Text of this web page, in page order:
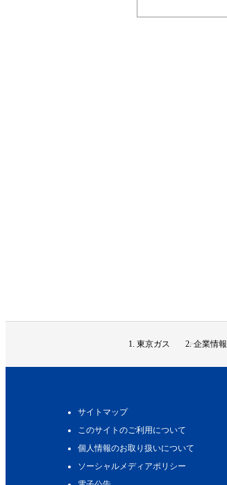
東京ガス 企業情報
サイトマップ
このサイトのご利用について
個人情報のお取り扱いについて
ソーシャルメディアポリシー